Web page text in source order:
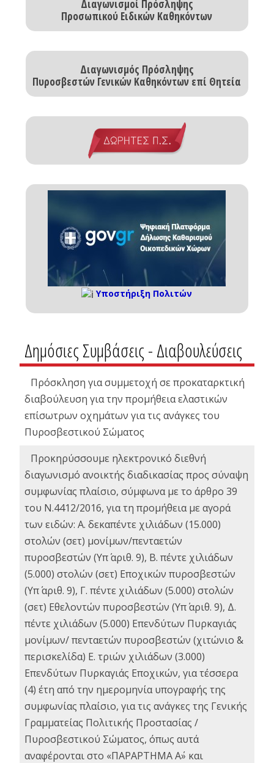
Διαγωνισμοί Πρόσληψης
Προσωπικού Ειδικών Καθηκόντων
Διαγωνισμός Πρόσληψης
Πυροσβεστών Γενικών Καθηκόντων επί Θητεία
Υποστήριξη Πολιτών
Δημόσιες Συμβάσεις - Διαβουλεύσεις
Πρόσκληση για συμμετοχή σε προκαταρκτική
διαβούλευση για την προμήθεια ελαστικών
επίσωτρων οχημάτων για τις ανάγκες του
Πυροσβεστικού Σώματος
Προκηρύσσουμε ηλεκτρονικό διεθνή
διαγωνισμό ανοικτής διαδικασίας προς σύναψη
συμφωνίας πλαίσιο, σύμφωνα με το άρθρο 39
του Ν.4412/2016, για τη προμήθεια με αγορά
των ειδών: Α. δεκαπέντε χιλιάδων (15.000)
στολών (σετ) μονίμων/πενταετών
πυροσβεστών (Υπ΄ αριθ. 9), Β. πέντε χιλιάδων
(5.000) στολών (σετ) Εποχικών πυροσβεστών
(Υπ΄ αριθ. 9), Γ. πέντε χιλιάδων (5.000) στολών
(σετ) Εθελοντών πυροσβεστών (Υπ΄ αριθ. 9), Δ.
πέντε χιλιάδων (5.000) Επενδύτων Πυρκαγιάς
μονίμων/ πενταετών πυροσβεστών (χιτώνιο &
περισκελίδα) Ε. τριών χιλιάδων (3.000)
Επενδύτων Πυρκαγιάς Εποχικών, για τέσσερα
(4) έτη από την ημερομηνία υπογραφής της
συμφωνίας πλαίσιο, για τις ανάγκες της Γενικής
Γραμματείας Πολιτικής Προστασίας /
Πυροσβεστικού Σώματος, όπως αυτά
αναφέρονται στο «ΠΑΡΑΡΤΗΜΑ Α΄» και